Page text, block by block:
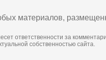
материалов,
ответственности за
собственностью сайта.